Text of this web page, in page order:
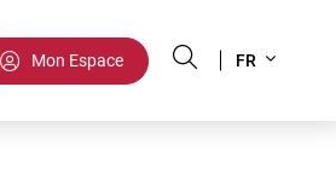
Mon Espace
your
FR